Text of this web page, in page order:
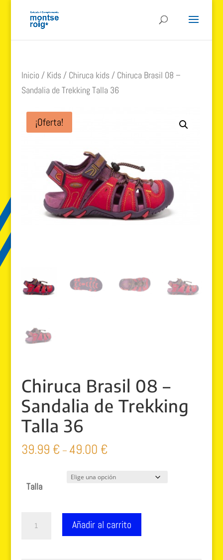
Inicio / Kids/ Chiruca kids/ Chiruca Brasil 08 –
Sandalia de Trekking Talla 36
¡Oferta!
Chiruca Brasil 08 –
Sandalia de Trekking
Talla 36
39.99 € – 49.00 €
Talla
Añadir al carrito